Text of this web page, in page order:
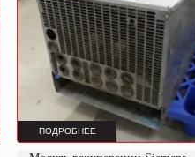
ПОДРОБНЕЕ